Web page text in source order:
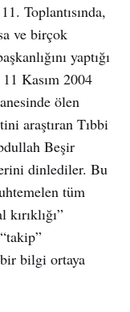
Toplantısında,
ve birçok
yaptığı
Kasım 2004
ölen
araştıran Tıbbi
Beşir
dinlediler. Bu
tüm
bilgi ortaya